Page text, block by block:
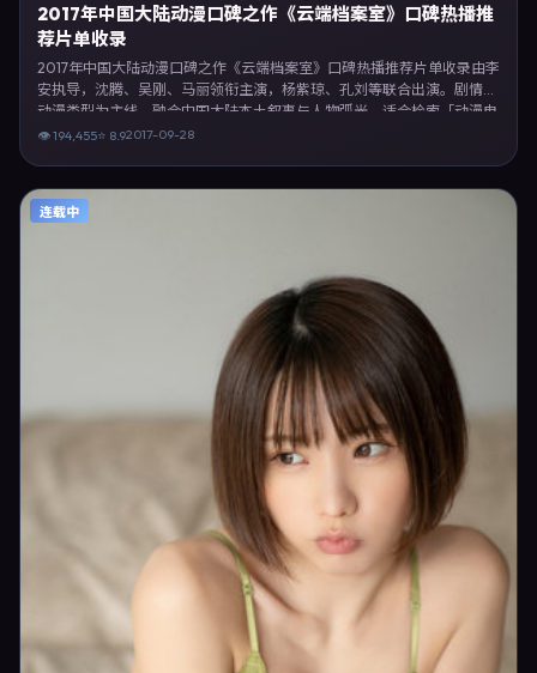
2017年中国大陆动漫口碑之作《云端档案室》口碑热播推
荐片单收录
2017年中国大陆动漫口碑之作《云端档案室》口碑热播推荐片单收录由李
安执导，沈腾、吴刚、马丽领衔主演，杨紫琼、孔刘等联合出演。剧情以
动漫类型为主线，融合中国大陆本土叙事与人物弧光，适合检索「动漫电
影 中国大陆 李安 沈腾」等关键词的观众。2017年9月28日中国大陆首映
👁194,455⭐ 8.92017-09-28
连载中